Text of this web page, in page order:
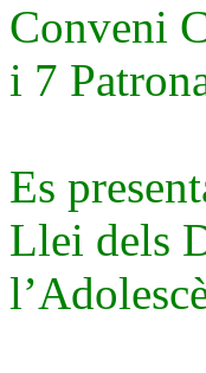
Conveni
i 7
Es
Llei dels